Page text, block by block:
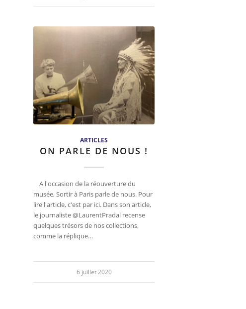
ARTICLES
ON PARLE DE NOUS !
A l'occasion de la réouverture du
musée, Sortir à Paris parle de nous. Pour
lire l'article, c'est par ici. Dans son article,
le journaliste @LaurentPradal recense
quelques trésors de nos collections,
comme la réplique…
6 juillet 2020